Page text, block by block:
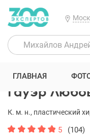
300 Экспертов
Гауэр
К. м. н., пластический
5 (104)
ГЛАВНАЯ